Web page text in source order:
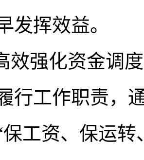
发挥效益。
效强化资金调
行工作职责，
工资、保运转